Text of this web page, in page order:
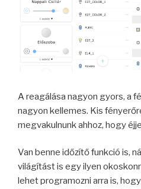
A reagálása nagyon gyors, a
nagyon kellemes. Kis
megvakulnunk ahhoz, hogy
Van benne időzítő funkció is,
világítást is egy ilyen
lehet programozni arra is,